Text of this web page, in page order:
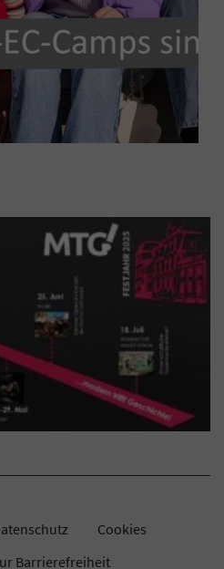
Cookies
Barrierefreiheit